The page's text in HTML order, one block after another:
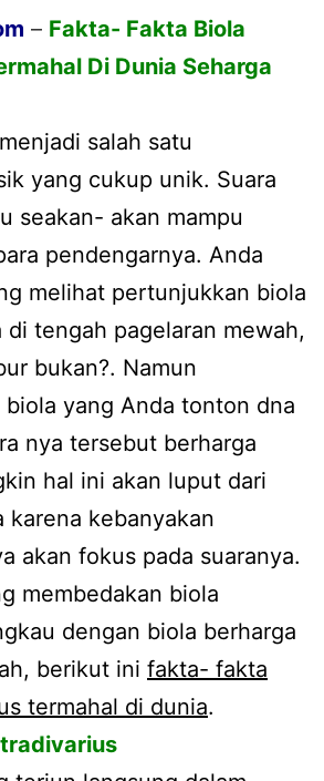
– Fakta- Fakta Biola
Di Dunia Seharga
salah satu
yang cukup unik. Suara
seakan- akan mampu
pendengarnya. Anda
melihat pertunjukkan biola
di tengah pagelaran mewah,
bukan?. Namun
biola yang Anda tonton dna
nya tersebut berharga
hal ini akan luput dari
karena kebanyakan
akan fokus pada suaranya.
membedakan biola
dengan biola berharga
berikut ini fakta- fakta
termahal di dunia.